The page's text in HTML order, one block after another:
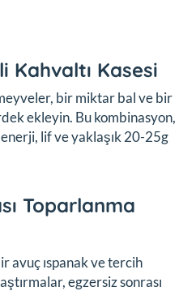
Kahvaltı Kasesi
bir miktar bal ve bir
ekleyin. Bu kombinasyon,
lif ve yaklaşık 20-25g
Toparlanma
avuç ıspanak ve tercih
egzersiz sonrası